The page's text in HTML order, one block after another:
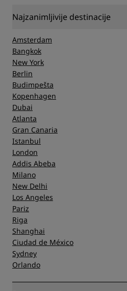
Najzanimljivije destinacije
Amsterdam
Bangkok
New York
Berlin
Budimpešta
Kopenhagen
Dubai
Atlanta
Gran Canaria
Istanbul
London
Addis Abeba
Milano
New Delhi
Los Angeles
Pariz
Riga
Shanghai
Ciudad de México
Sydney
Orlando